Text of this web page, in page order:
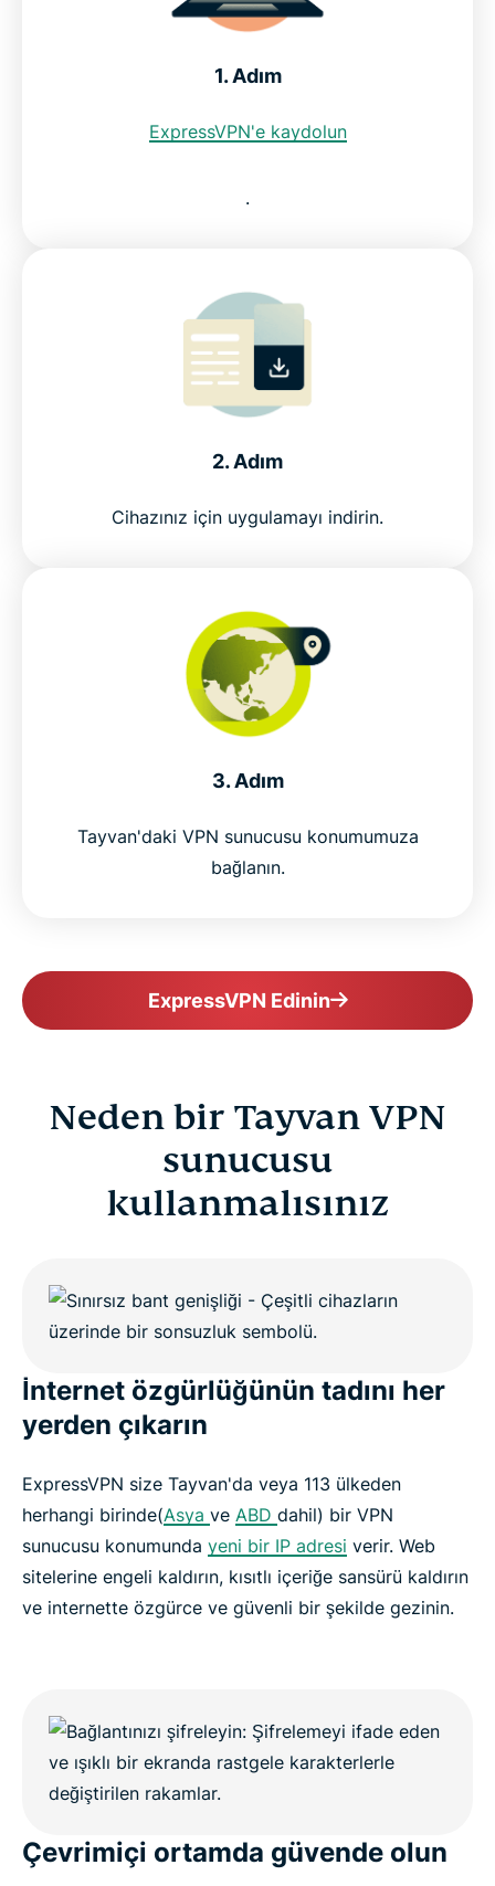
Tayvan'da internet kısıtlamaları
ExpressVPN'in neden Tayvan için en iyi VPN
Diğer ülkeler için ExpressVPN
ExpressVPN'in neden Tayvan'daki internet
kullanıcılarının güvendiği VPN olduğunu öğrenin
1. Adım
ExpressVPN'e kaydolun
.
2. Adım
Cihazınız için uygulamayı indirin.
3. Adım
Tayvan'daki VPN sunucusu konumumuza
bağlanın.
ExpressVPN Edinin
Neden bir Tayvan VPN
sunucusu
kullanmalısınız
İnternet özgürlüğünün tadını her
yerden çıkarın
ExpressVPN size Tayvan'da veya 113 ülkeden
herhangi birinde(Asya ve ABD dahil) bir VPN
sunucusu konumunda yeni bir IP adresi verir. Web
sitelerine engeli kaldırın, kısıtlı içeriğe sansürü kaldırın
ve internette özgürce ve güvenli bir şekilde gezinin.
Çevrimiçi ortamda güvende olun